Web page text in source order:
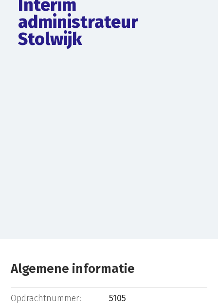
Interim
administrateur
Stolwijk
Algemene informatie
Opdrachtnummer: 5105